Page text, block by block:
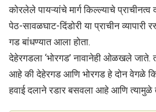
कोरलेले पायऱ्यांचे मार्ग किल्ल्याचे
पेठ-सावळघाट-दिंडोरी या प्राचीन व्यापारी
गड बांधण्यात आला होता.
देहेरगडला ‘भोरगड’ नावानेही ओळखले जाते.
आहे की देहेरगड आणि भोरगड हे दोन वेगळे
हवाई दलाने रडार बसवला आहे आणि त्यामुळे